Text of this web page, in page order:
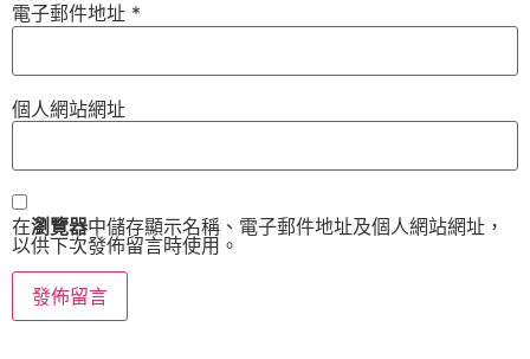
電子郵件地址 *
個人網站網址
在瀏覽器中儲存顯示名稱、電子郵件地址及個人網站網址，
以供下次發佈留言時使用。